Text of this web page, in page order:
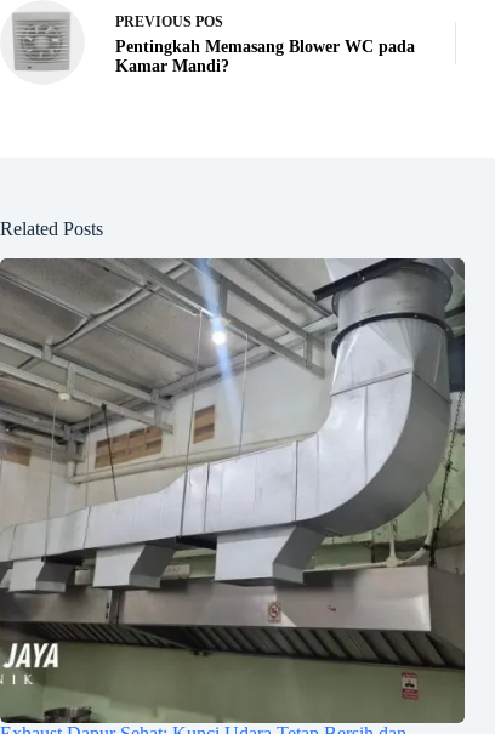
PREVIOUS POS
Pentingkah Memasang Blower WC pada
Kamar Mandi?
Related Posts